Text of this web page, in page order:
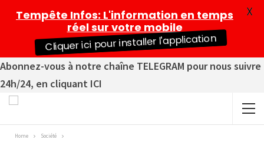
Abonnez-vous à notre chaîne TELEGRAM pour nous suivre
24h/24, en cliquant ICI
Home Société
Tempête Infos: L'information en temps
réel sur votre mobile
Cliquer ici pour installer l'application
X